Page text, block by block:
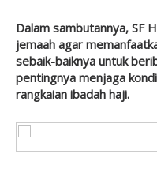
Dalam sambutannya, SF
jemaah agar
sebaik-baiknya untuk
pentingnya menjaga
rangkaian ibadah haji.